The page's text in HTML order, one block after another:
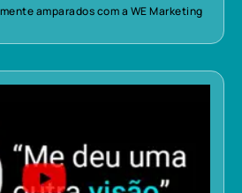
amparados com a WE Marketing